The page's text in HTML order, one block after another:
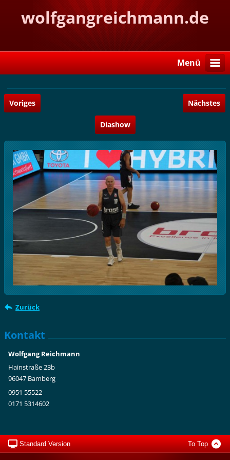
wolfgangreichmann.de
Menü
Voriges Nächstes
Diashow
Zurück
Kontakt
Wolfgang Reichmann
Hainstraße 23b
96047 Bamberg
0951 55522
0171 5314602
Standard Version To Top